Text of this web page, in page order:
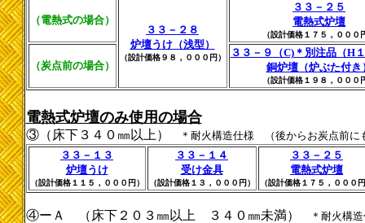
（電熱式の場合）
３３－２８
炉壇うけ（浅型）
（設計価格９８，０００円）
３３－２５
電熱式炉壇
（設計価格１７５，０００
（炭点前の場合）
３３－９（C)＊別注品（H
銅炉壇（炉ぶた付き
（設計価格１９８，０００
電熱式炉壇のみ使用の場合
③（床下３４０㎜以上）
＊耐火構造仕様 （後からお炭点前に
３３－１３
炉壇うけ
（設計価格１１５，０００円）
３３－１４
受け金具
（設計価格１３，０００円）
３３－２５
電熱式炉壇
（設計価格１７５，０００
④ーＡ （床下２０３㎜以上 ３４０㎜未満）
＊耐火構造